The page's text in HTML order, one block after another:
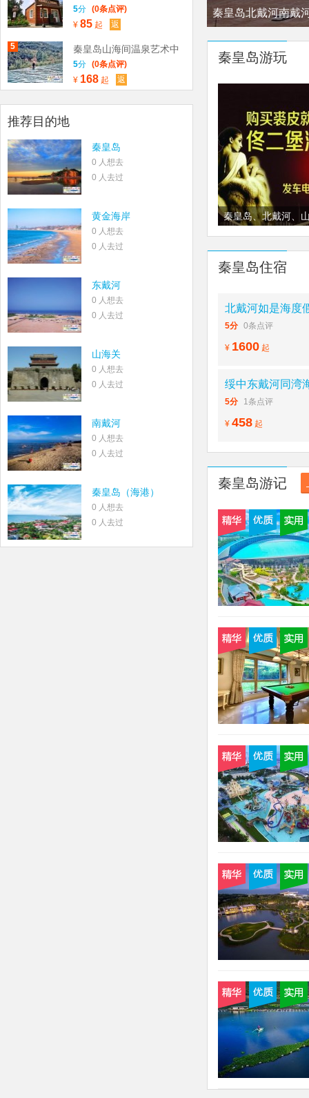
情园
5分 (0条点评)
¥ 85 起 返
5
秦皇岛山海间温泉艺术中
心
5分 (0条点评)
¥ 168 起 返
推荐目的地
秦皇岛
0 人想去
0 人去过
黄金海岸
0 人想去
0 人去过
东戴河
0 人想去
0 人去过
山海关
0 人想去
0 人去过
南戴河
0 人想去
0 人去过
秦皇岛（海港）
0 人想去
0 人去过
秦皇岛北戴河南戴
秦皇岛游玩
秦皇岛、北戴河、
堡海宁皮草城购物
秦皇岛住宿
北戴河如是海度
5分 0条点评
¥ 1600 起
绥中东戴河同湾
5分 1条点评
¥ 458 起
秦皇岛游记